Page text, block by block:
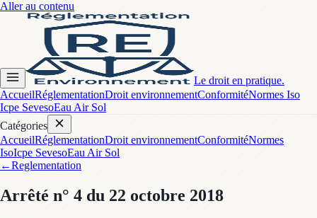
Aller au contenu
Le droit en pratique.
AccueilRéglementationDroit environnementConformitéNormes Iso
Icpe SevesoEau Air Sol
Catégories
AccueilRéglementationDroit environnementConformitéNormes
IsoIcpe SevesoEau Air Sol
←Reglementation
Arrêté n° 4 du 22 octobre 2018